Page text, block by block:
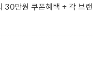
30만원 쿠폰혜택 + 각 브